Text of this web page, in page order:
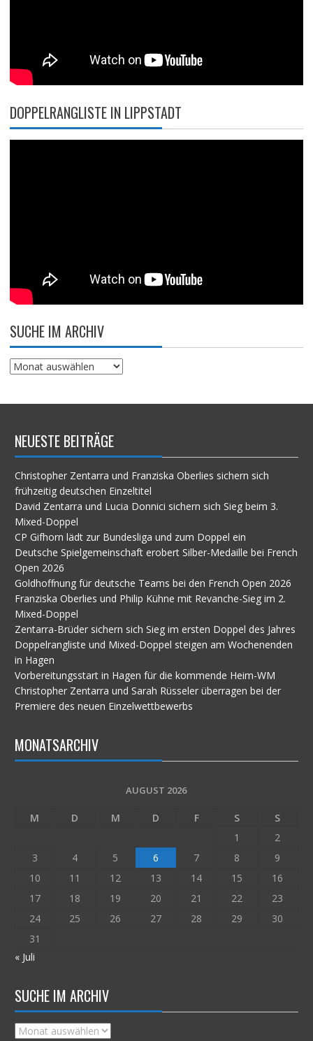
DOPPELRANGLISTE IN LIPPSTADT
SUCHE IM ARCHIV
Suche
NEUESTE BEITRÄGE
Christopher Zentarra und Franziska Oberlies sichern sich
frühzeitig deutschen Einzeltitel
David Zentarra und Lucia Donnici sichern sich Sieg beim 3.
Mixed-Doppel
CP Gifhorn lädt zur Bundesliga und zum Doppel ein
Deutsche Spielgemeinschaft erobert Silber-Medaille bei French
Open 2026
Goldhoffnung für deutsche Teams bei den French Open 2026
Franziska Oberlies und Philip Kühne mit Revanche-Sieg im 2.
Mixed-Doppel
Zentarra-Brüder sichern sich Sieg im ersten Doppel des Jahres
Doppelrangliste und Mixed-Doppel steigen am Wochenenden
in Hagen
Vorbereitungsstart in Hagen für die kommende Heim-WM
Christopher Zentarra und Sarah Rüsseler überragen bei der
Premiere des neuen Einzelwettbewerbs
MONATSARCHIV
AUGUST 2026
M D M D F S
S
1
2
3
4 5 6 7 8
9
10
11 12 13 14 15
16
17
18 19 20 21 22
23
24
25 26 27 28 29
30
31
« Juli
SUCHE IM ARCHIV
Suche